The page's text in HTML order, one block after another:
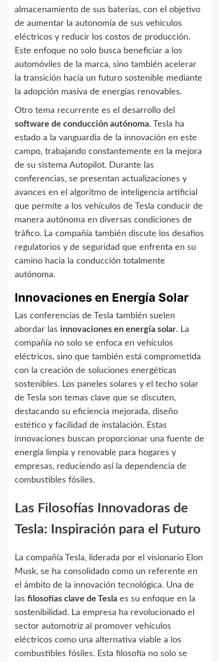
almacenamiento de sus baterías, con el objetivo
de aumentar la autonomía de sus vehículos
eléctricos y reducir los costos de producción.
Este enfoque no solo busca beneficiar a los
automóviles de la marca, sino también acelerar
la transición hacia un futuro sostenible mediante
la adopción masiva de energías renovables.
Otro tema recurrente es el desarrollo del
software de conducción autónoma. Tesla ha
estado a la vanguardia de la innovación en este
campo, trabajando constantemente en la mejora
de su sistema Autopilot. Durante las
conferencias, se presentan actualizaciones y
avances en el algoritmo de inteligencia artificial
que permite a los vehículos de Tesla conducir de
manera autónoma en diversas condiciones de
tráfico. La compañía también discute los desafíos
regulatorios y de seguridad que enfrenta en su
camino hacia la conducción totalmente
autónoma.
Innovaciones en Energía Solar
Las conferencias de Tesla también suelen
abordar las innovaciones en energía solar. La
compañía no solo se enfoca en vehículos
eléctricos, sino que también está comprometida
con la creación de soluciones energéticas
sostenibles. Los paneles solares y el techo solar
de Tesla son temas clave que se discuten,
destacando su eficiencia mejorada, diseño
estético y facilidad de instalación. Estas
innovaciones buscan proporcionar una fuente de
energía limpia y renovable para hogares y
empresas, reduciendo así la dependencia de
combustibles fósiles.
Las Filosofías Innovadoras de
Tesla: Inspiración para el Futuro
La compañía Tesla, liderada por el visionario Elon
Musk, se ha consolidado como un referente en
el ámbito de la innovación tecnológica. Una de
las filosofías clave de Tesla es su enfoque en la
sostenibilidad. La empresa ha revolucionado el
sector automotriz al promover vehículos
eléctricos como una alternativa viable a los
combustibles fósiles. Esta filosofía no solo se